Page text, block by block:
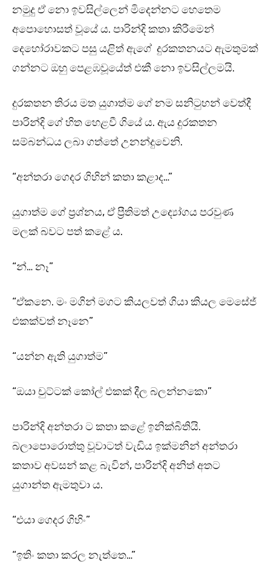
නමුදු ඒ නො ඉවසිල්ලෙන් මිදෙන්නට හෙතෙම
අපොහොසත් වූයේ ය. පාරින්දි කතා කිරීමෙන්
දෙහෝරාවකට පසු යළිත් ඇගේ දුරකතනයට ඇමතුමක්
ගන්නට ඔහු පෙළඹවූයේත් එකී නො ඉවසිල්ලමයි.
දුරකතන තිරය මත යුගාත්ම ගේ නම සනිටුහන් වෙත්දී
පාරින්දි ගේ හිත හෙළවී ගියේ ය. ඇය දුරකතන
සම්බන්ධය ලබා ගත්තේ උනන්දුවෙනි.
“අන්තරා ගෙදර ගිහින් කතා කළාද…”
යුගාත්ම ගේ ප්‍රශ්නය, ඒ ප්‍රීතිමත් උද්‍යෝගය පරවුණ
මලක් බවට පත් කළේ ය.
“න්… නෑ”
“ඒකනෙ. මං මගින් මගට කියලවත් ගියා කියල මෙසේජ්
එකක්වත් නෑනෙ”
“යන්න ඇති යුගාත්ම”
“ඔයා චුට්ටක් කෝල් එකක් දීල බලන්නකො”
පාරින්දි අන්තරා ට කතා කළේ ඉනික්බිතියි.
බලාපොරොත්තු වූවාටත් වැඩිය ඉක්මනින් අන්තරා
කතාව අවසන් කළ බැවින්, පාරින්දි අනිත් අතට
යුගාන්ත ඇමතුවා ය.
“එයා ගෙදර ගිහිං”
“ඉතිං කතා කරල නැත්තෙ…”